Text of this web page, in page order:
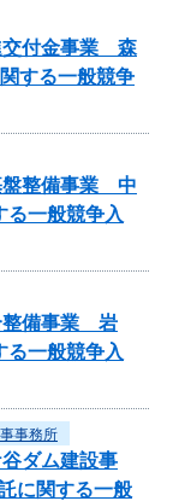
交付金事業 森
する一般競争
盤整備事業 中
一般競争入
整備事業 岩
一般競争入
事務所
ダム建設事
に関する一般